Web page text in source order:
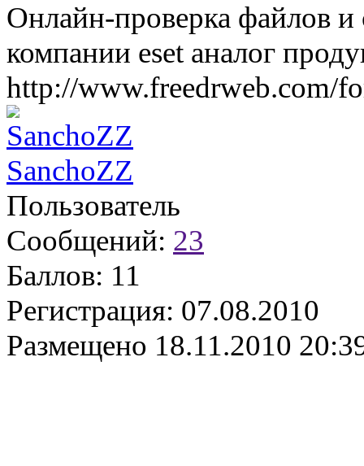
Онлайн-проверка файлов
компании eset аналог
http://www.freedrweb.com/
SanchoZZ
Пользователь
Сообщений: 23
Баллов: 11
Регистрация: 07.08.2010
Размещено 18.11.2010